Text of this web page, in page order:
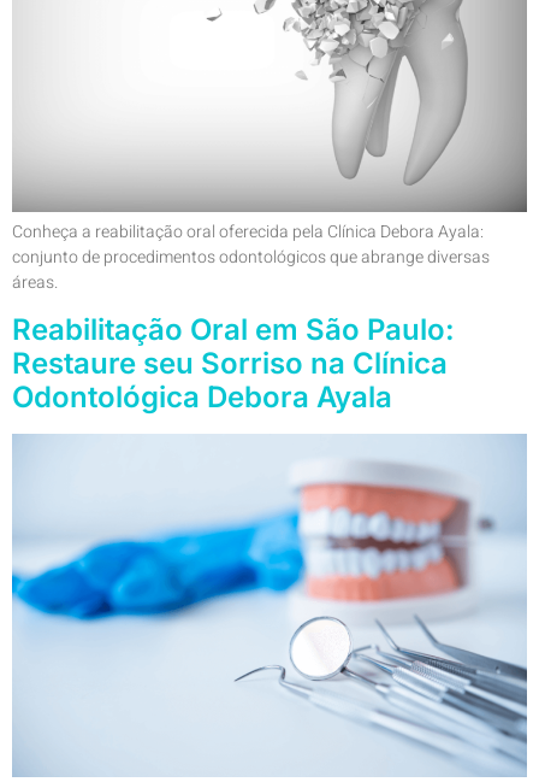
Conheça a reabilitação oral oferecida pela Clínica Debora Ayala:
conjunto de procedimentos odontológicos que abrange diversas
áreas.
Reabilitação Oral em São Paulo:
Restaure seu Sorriso na Clínica
Odontológica Debora Ayala